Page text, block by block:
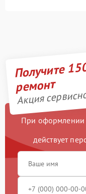
Получите
ремонт
Акция
При оформлении
действует